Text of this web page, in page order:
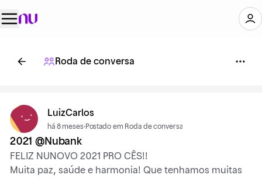
Roda de conversa
LuizCarlos
há 8 meses·Postado em Roda de conversa
2021 @Nubank
FELIZ NUNOVO 2021 PRO CÊS!!
Muita paz, saúde e harmonia! Que tenhamos muitas